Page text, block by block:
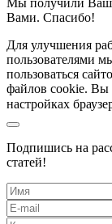
Вами. Спасибо!
Для улучшения
пользователями
пользоваться
файлов cookie. Вы
настройках
Подпишись на
статей!